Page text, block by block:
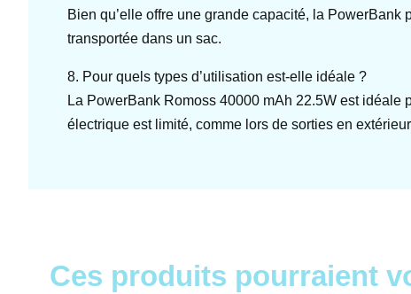
Bien qu’elle offre une grande capacité, la
transportée dans un sac.
8. Pour quels types d’utilisation est-elle idéale ?
La PowerBank Romoss 40000 mAh 22.5W est idéale
électrique est limité, comme lors de sorties en
Ces produits pourraient